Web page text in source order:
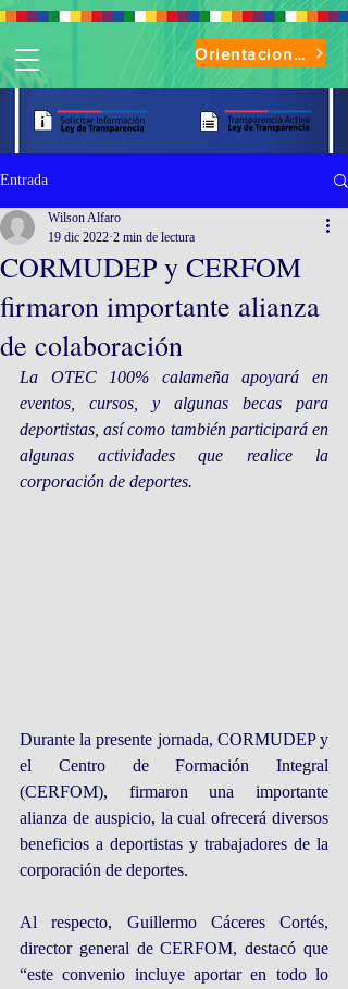
Orientaciones de Uso Parque Oasis
Entrada
CORMUDEP y CERFOM
firmaron importante alianza
de colaboración
Wilson Alfaro
19 dic 2022 2 min de lectura
La OTEC 100% calameña apoyará en
eventos, cursos, y algunas becas para
deportistas, así como también participará en
algunas actividades que realice la
corporación de deportes.
Durante la presente jornada, CORMUDEP y
el Centro de Formación Integral
(CERFOM), firmaron una importante
alianza de auspicio, la cual ofrecerá diversos
beneficios a deportistas y trabajadores de la
corporación de deportes.
Al respecto, Guillermo Cáceres Cortés,
director general de CERFOM, destacó que
“este convenio incluye aportar en todo lo